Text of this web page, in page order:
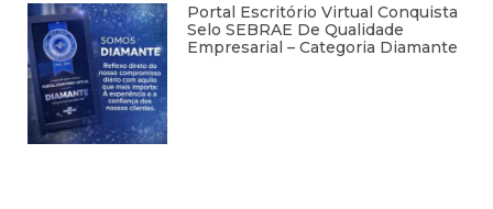
Portal Escritório Virtual Conquista
Selo SEBRAE De Qualidade
Empresarial – Categoria Diamante